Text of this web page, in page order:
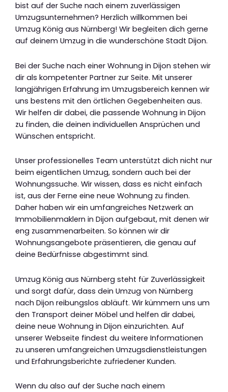
bist auf der Suche nach einem zuverlässigen
Umzugsunternehmen? Herzlich willkommen bei
Umzug König aus Nürnberg! Wir begleiten dich gerne
auf deinem Umzug in die wunderschöne Stadt Dijon.
Bei der Suche nach einer Wohnung in Dijon stehen wir
dir als kompetenter Partner zur Seite. Mit unserer
langjährigen Erfahrung im Umzugsbereich kennen wir
uns bestens mit den örtlichen Gegebenheiten aus.
Wir helfen dir dabei, die passende Wohnung in Dijon
zu finden, die deinen individuellen Ansprüchen und
Wünschen entspricht.
Unser professionelles Team unterstützt dich nicht nur
beim eigentlichen Umzug, sondern auch bei der
Wohnungssuche. Wir wissen, dass es nicht einfach
ist, aus der Ferne eine neue Wohnung zu finden.
Daher haben wir ein umfangreiches Netzwerk an
Immobilienmaklern in Dijon aufgebaut, mit denen wir
eng zusammenarbeiten. So können wir dir
Wohnungsangebote präsentieren, die genau auf
deine Bedürfnisse abgestimmt sind.
Umzug König aus Nürnberg steht für Zuverlässigkeit
und sorgt dafür, dass dein Umzug von Nürnberg
nach Dijon reibungslos abläuft. Wir kümmern uns um
den Transport deiner Möbel und helfen dir dabei,
deine neue Wohnung in Dijon einzurichten. Auf
unserer Webseite findest du weitere Informationen
zu unseren umfangreichen Umzugsdienstleistungen
und Erfahrungsberichte zufriedener Kunden.
Wenn du also auf der Suche nach einem